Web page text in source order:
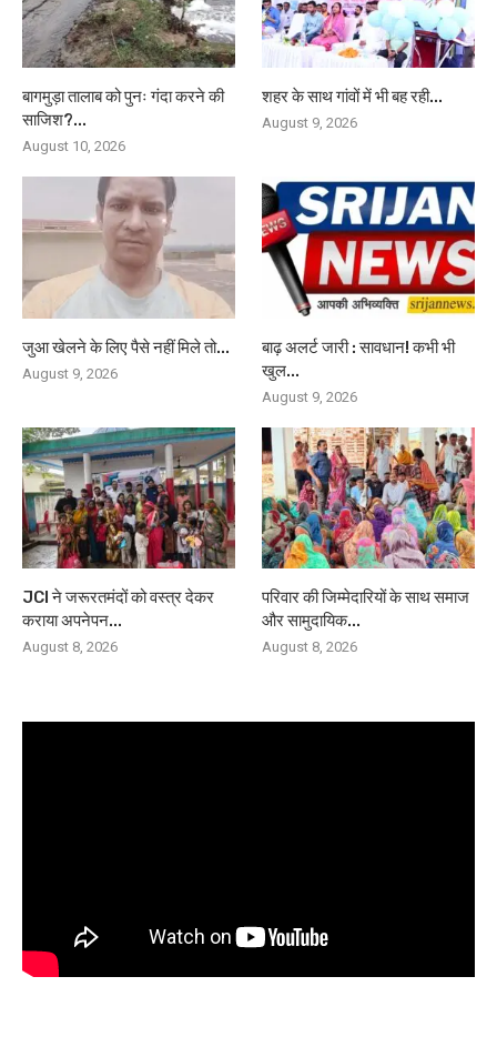
बागमुड़ा तालाब को पुनः गंदा करने की
साजिश?...
August 10, 2026
शहर के साथ गांवों में भी बह रही...
August 9, 2026
जुआ खेलने के लिए पैसे नहीं मिले तो...
August 9, 2026
बाढ़ अलर्ट जारी : सावधान! कभी भी
खुल...
August 9, 2026
JCI ने जरूरतमंदों को वस्त्र देकर
कराया अपनेपन...
August 8, 2026
परिवार की जिम्मेदारियों के साथ समाज
और सामुदायिक...
August 8, 2026